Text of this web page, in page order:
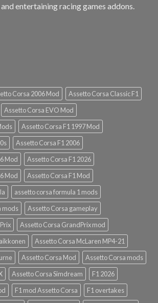
entertaining racing games addons.
Corsa 2006 Mod
Assetto Corsa Classic F1
Assetto Corsa EVO Mod
Assetto Corsa F1 1997 Mod
Assetto Corsa F1 2006
Mod
Assetto Corsa F1 2026
Mod
Assetto Corsa F1 Mod
assetto corsa formula 1 mods
mods
Assetto Corsa gameplay
Assetto Corsa GrandPrix mod
Assetto Corsa McLaren MP4-21
Assetto Corsa Mod
Assetto Corsa mods
Assetto Corsa Simdream
F1 2026
F1 mod Assetto Corsa
F1 overtakes